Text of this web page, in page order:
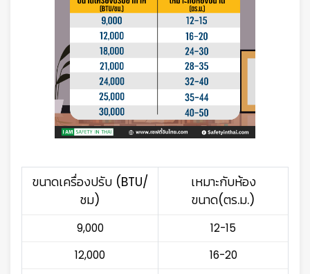
ขนาดเครื่องปรับ (BTU/
ชม)
เหมาะกับห้อง
ขนาด(ตร.ม.)
9,000
12-15
12,000
16-20